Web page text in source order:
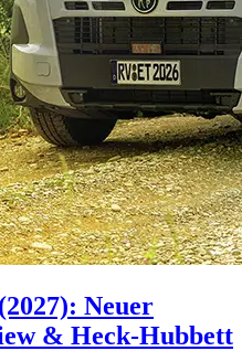
Neuer
& Heck-Hubbett